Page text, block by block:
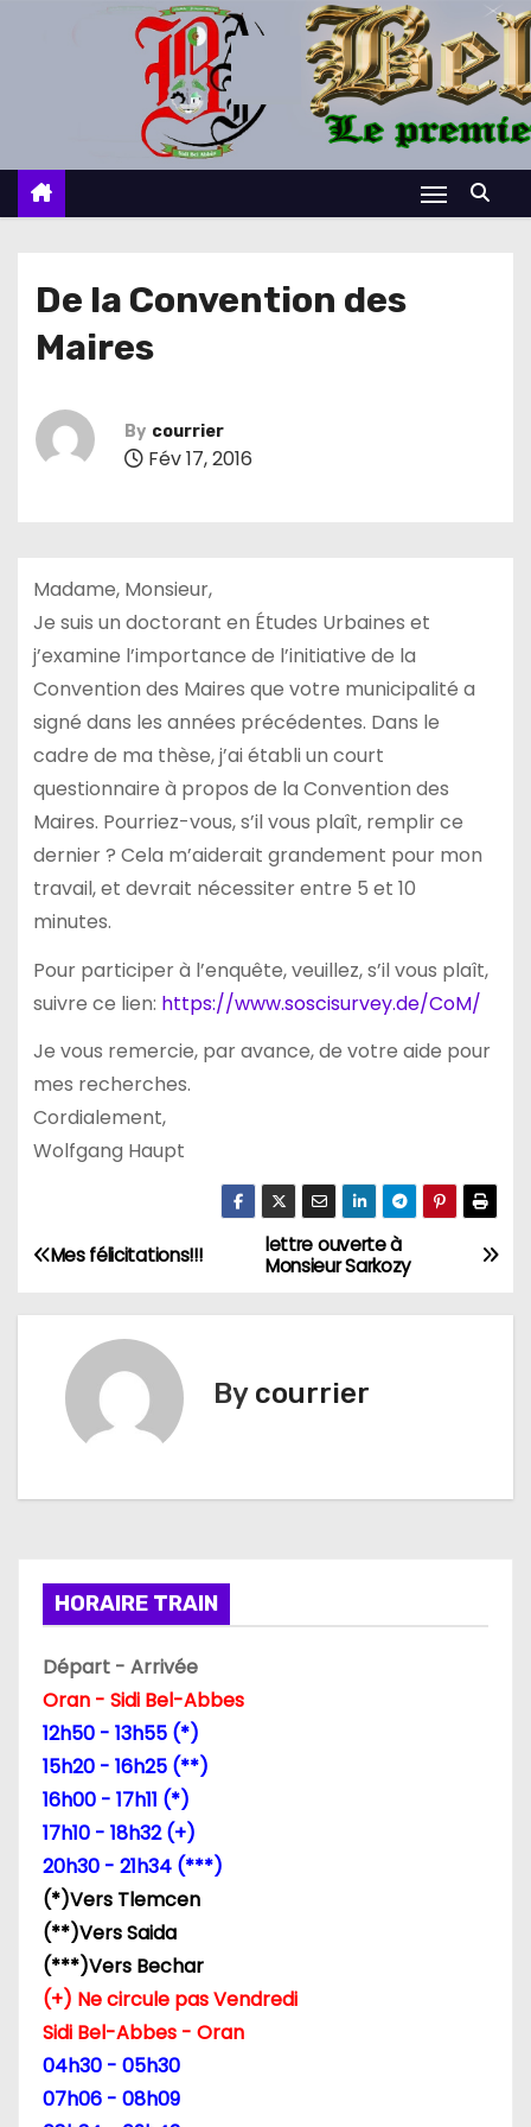
c
De la Convention des
Maires
By courrier
Fév 17, 2016
Madame, Monsieur,
Je suis un doctorant en Études Urbaines et
j’examine l’importance de l’initiative de la
Convention des Maires que votre municipalité a
signé dans les années précédentes. Dans le
cadre de ma thèse, j’ai établi un court
questionnaire à propos de la Convention des
Maires. Pourriez-vous, s’il vous plaît, remplir ce
dernier ? Cela m’aiderait grandement pour mon
travail, et devrait nécessiter entre 5 et 10
minutes.
Pour participer à l’enquête, veuillez, s’il vous plaît,
suivre ce lien: https://www.soscisurvey.de/CoM/
Je vous remercie, par avance, de votre aide pour
mes recherches.
Cordialement,
Wolfgang Haupt
N
a
a
o
n
d
e
a
r
t
lettre ouverte à
Monsieur Sarkozy
Mes félicitations!!!
By courrier
HORAIRE TRAIN
Départ - Arrivée
Oran - Sidi Bel-Abbes
12h50 - 13h55 (*)
15h20 - 16h25 (**)
16h00 - 17h11 (*)
17h10 - 18h32 (+)
20h30 - 21h34 (***)
(*)Vers Tlemcen
(**)Vers Saida
(***)Vers Bechar
(+) Ne circule pas Vendredi
Sidi Bel-Abbes - Oran
04h30 - 05h30
07h06 - 08h09